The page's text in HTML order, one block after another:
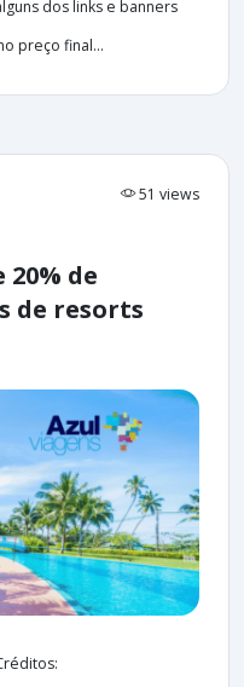
dos links e banners
preço final...
51 views
de
de resorts